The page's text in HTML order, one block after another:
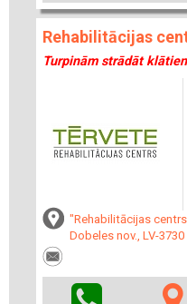
Rehabilitācijas
Turpinām strādāt
"Rehabilitācijas
Dobeles nov., LV-3730